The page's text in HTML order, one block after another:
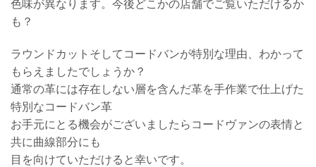
色味が異なります。今後どこかの店舗でご覧いただけるか
も？
ラウンドカットそしてコードバンが特別な理由、わかって
もらえましたでしょうか？
通常の革には存在しない層を含んだ革を手作業で仕上げた
特別なコードバン革
お手元にとる機会がございましたらコードヴァンの表情と
共に曲線部分にも
目を向けていただけると幸いです。